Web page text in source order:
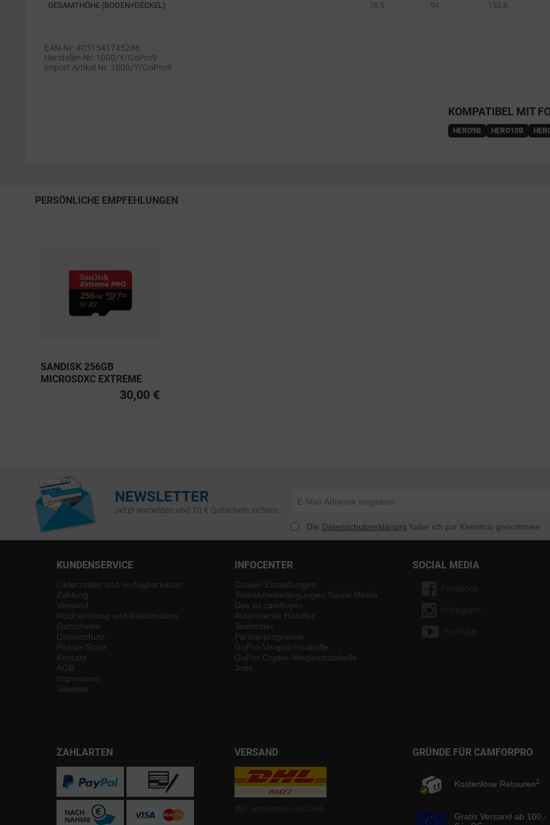
GESAMTHÖHE (BODEN+DECKEL)
78,5 94 153,5
EAN-Nr: 4031541745286
Hersteller-Nr: 1000/Y/GoPro9
Import Artikel Nr. 1000/Y/GoPro9
KOMPATIBEL MIT
HERO9B HERO10B
PERSÖNLICHE EMPFEHLUNGEN
SANDISK 256GB
MICROSDXC EXTREME
PRO UHS-I U3, CLASS 10
30,00 €
NEWSLETTER
Jetzt anmelden und 10 € Gutschein sichern
Die Datenschutzerklärung habe ich zur Kenntnis genommen.
KUNDENSERVICE
Lieferzeiten und Verfügbarkeiten
Zahlung
Versand
Rücksendung und Reklamation
Gutscheine
Datenschutz
Pickup-Store
Kontakt
AGB
Impressum
Sitemap
INFOCENTER
Cookie-Einstellungen
Teilnahmebedingungen Social Media
Das ist camforpro
Autorisierter Händler
Teamrider
Partnerprogramm
GoPro-Vergleichstabelle
GoPro Copter-Vergleichstabelle
Jobs
SOCIAL MEDIA
ZAHLARTEN VERSAND GRÜNDE FÜR CAMFORPRO
Kostenlose Retouren2
Gratis Versand ab 100,-